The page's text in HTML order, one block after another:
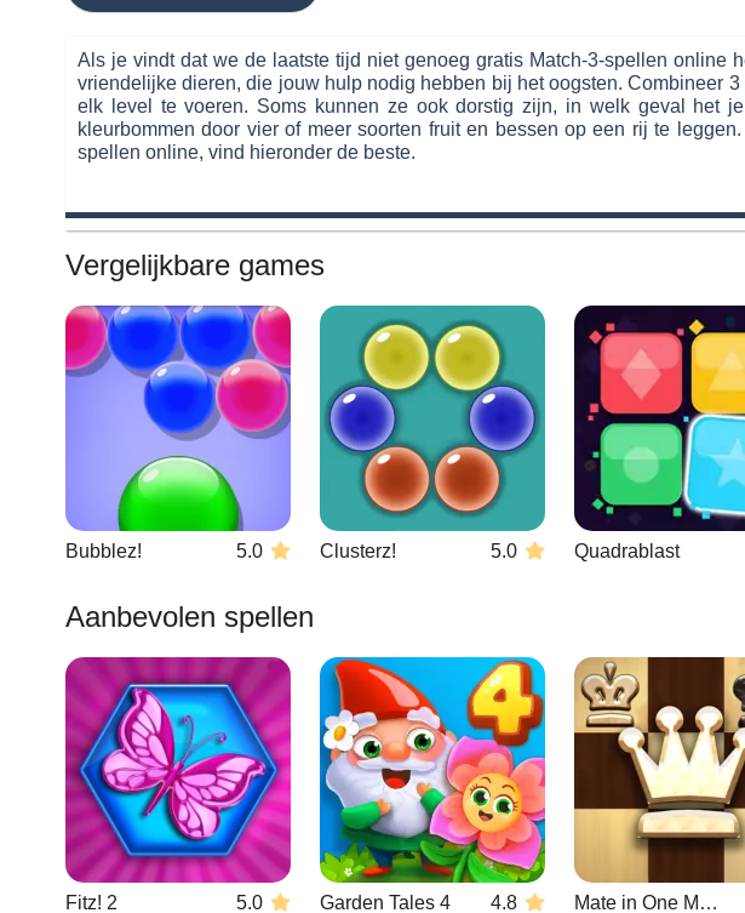
Als je vindt dat we de laatste tijd niet genoeg gratis Match-3-spellen online
vriendelijke dieren, die jouw hulp nodig hebben bij het oogsten. Combineer
elk level te voeren. Soms kunnen ze ook dorstig zijn, in welk geval het
kleurbommen door vier of meer soorten fruit en bessen op een rij te
spellen online, vind hieronder de beste.
Vergelijkbare games
Bubblez! 5.0 Clusterz! 5.0 Quadrablast
Aanbevolen spellen
Fitz! 2 5.0 Garden Tales 4 4.8 Mate in One Move